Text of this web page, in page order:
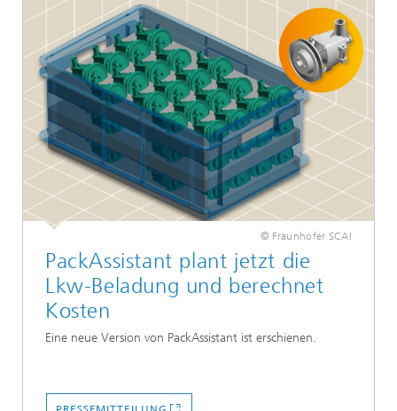
© Fraunhofer SCAI
PackAssistant plant jetzt die
Lkw-Beladung und berechnet
Kosten
Eine neue Version von PackAssistant ist erschienen.